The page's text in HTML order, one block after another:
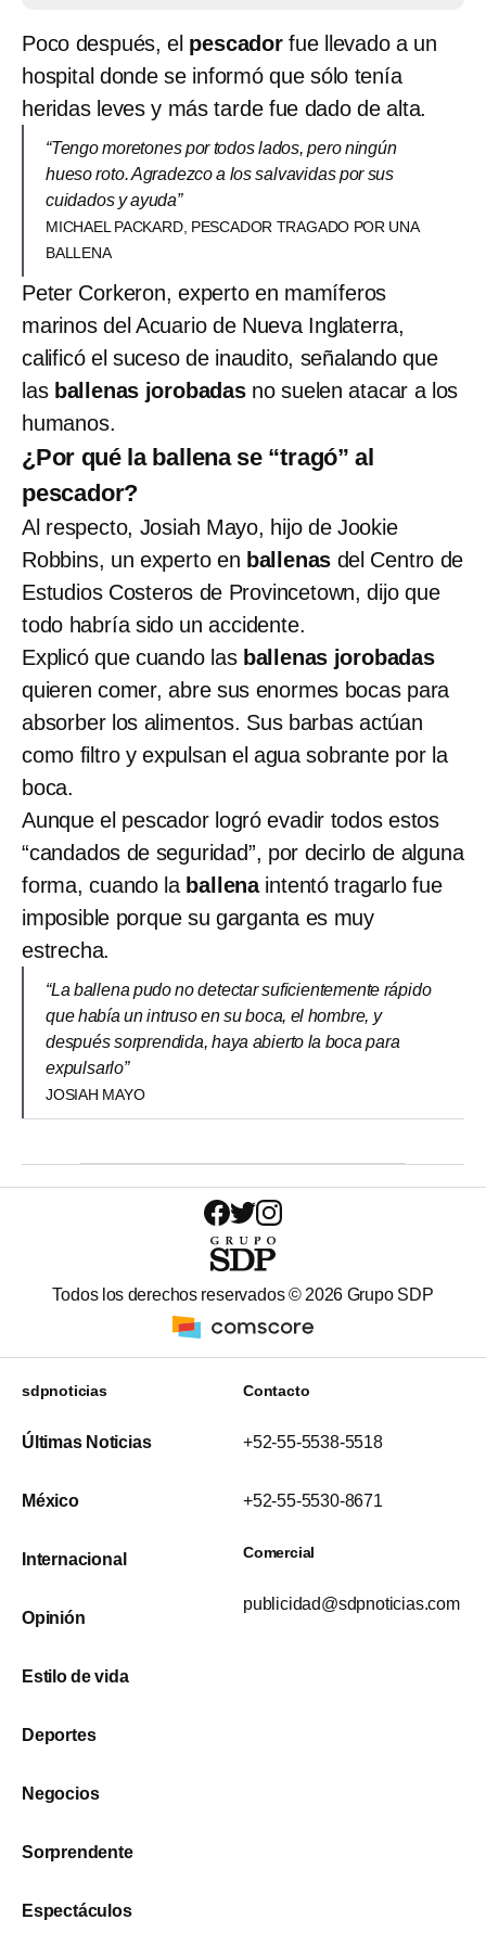
Poco después, el pescadorfue llevado a un
hospital donde se informó que sólo tenía
heridas leves y más tarde fue dado de alta.
“Tengo moretones por todos lados, pero ningún
hueso roto. Agradezco a los salvavidas por sus
cuidados y ayuda”
MICHAEL PACKARD, PESCADOR TRAGADO POR UNA
BALLENA
Peter Corkeron, experto en mamíferos
marinos del Acuario de Nueva Inglaterra,
calificó el suceso de inaudito, señalando que
las ballenas jorobadasno suelen atacar a los
humanos.
¿Por qué la ballena se “tragó” al
pescador?
Al respecto, Josiah Mayo, hijo de Jookie
Robbins, un experto en ballenas del Centro de
Estudios Costeros de Provincetown, dijo que
todo habría sido un accidente.
Explicó que cuando las ballenas jorobadas
quieren comer, abre sus enormes bocas para
absorber los alimentos. Sus barbas actúan
como filtro y expulsan el agua sobrante por la
boca.
Aunque el pescador logró evadir todos estos
“candados de seguridad”, por decirlo de alguna
forma, cuando la ballena intentó tragarlo fue
imposible porque su garganta es muy
estrecha.
“La ballena pudo no detectar suficientemente rápido
que había un intruso en su boca, el hombre, y
después sorprendida, haya abierto la boca para
expulsarlo”
JOSIAH MAYO
Todos los derechos reservados © 2026 Grupo SDP
sdpnoticias
Últimas Noticias
México
Internacional
Opinión
Estilo de vida
Deportes
Negocios
Sorprendente
Espectáculos
Contacto
+52-55-5538-5518
+52-55-5530-8671
Comercial
publicidad@sdpnoticias.com